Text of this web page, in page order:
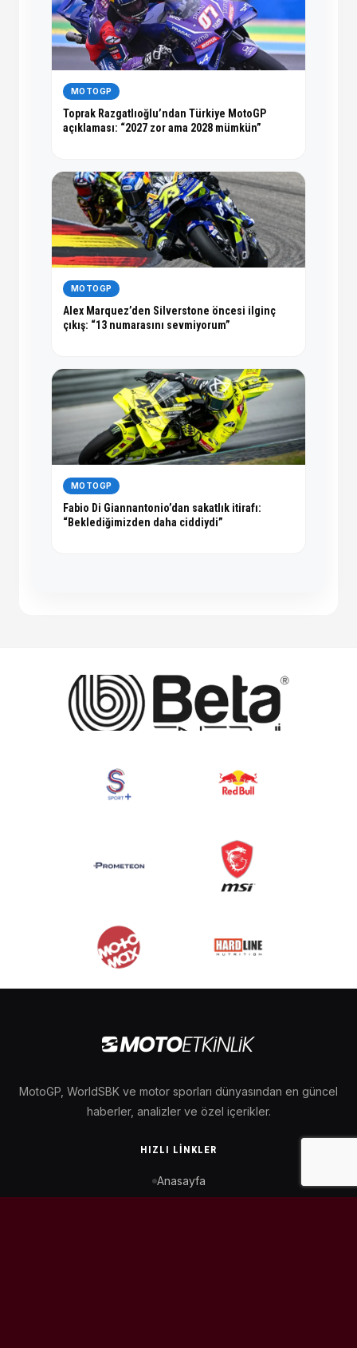
MOTOGP
Toprak Razgatlıoğlu’ndan Türkiye MotoGP
açıklaması: “2027 zor ama 2028 mümkün”
MOTOGP
Alex Marquez’den Silverstone öncesi ilginç
çıkış: “13 numarasını sevmiyorum”
MOTOGP
Fabio Di Giannantonio’dan sakatlık itirafı:
“Beklediğimizden daha ciddiydi”
MotoGP, WorldSBK ve motor sporları dünyasından en güncel
haberler, analizler ve özel içerikler.
HIZLI LINKLER
Anasayfa